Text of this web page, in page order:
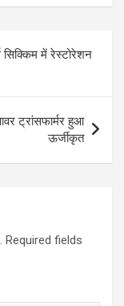
सिक्किम में रेस्टोरेशन
ट्रांसफार्मर हुआ
ऊर्जीकृत
Required fields